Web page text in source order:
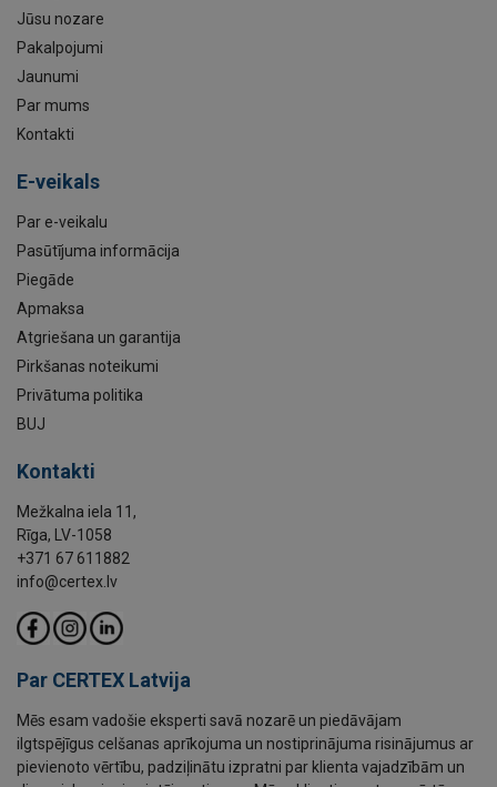
Jūsu nozare
Pakalpojumi
Jaunumi
Par mums
Kontakti
E-veikals
Par e-veikalu
Pasūtījuma informācija
Piegāde
Apmaksa
Atgriešana un garantija
Pirkšanas noteikumi
Privātuma politika
BUJ
Kontakti
Mežkalna iela 11,
Rīga, LV-1058
+371 67 611882
info@certex.lv
Par CERTEX Latvija
Mēs esam vadošie eksperti savā nozarē un piedāvājam
ilgtspējīgus celšanas aprīkojuma un nostiprinājuma risinājumus ar
pievienoto vērtību, padziļinātu izpratni par klienta vajadzībām un